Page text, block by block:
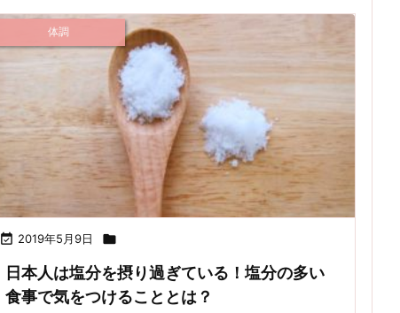
 2019年5月9日 
体調
日本人は塩分を摂り過ぎている！塩分の多い
食事で気をつけることとは？